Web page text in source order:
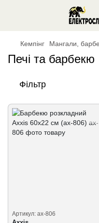
Кемпінг Мангали,
Печі та барбекю
Фільтр
Артикул: ax-806